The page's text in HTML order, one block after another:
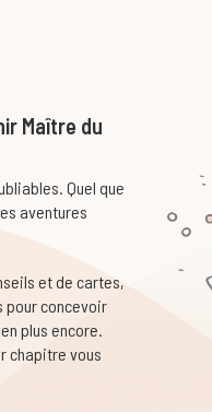
Maître du
Quel que
aventures
et de cartes,
pour concevoir
plus encore.
chapitre vous